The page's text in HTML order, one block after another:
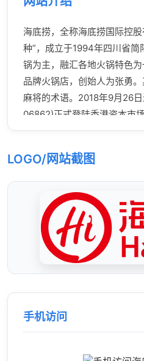
海底捞，全称海底捞国际控
种”，成立于1994年四川省
锅为主，融汇各地火锅特色
品牌火锅店，创始人为张勇
麻将的术语。2018年9月26
06862)正式登陆香港资本市
海底捞已在中国（含港澳台
营768家门店，拥有超过5473
LOGO/网站截图
手机访问